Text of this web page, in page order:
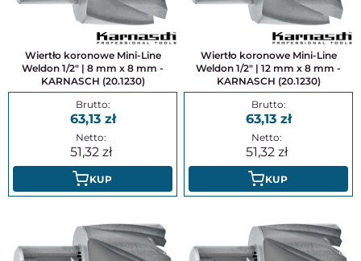
Wiertło koronowe Mini-Line
Weldon 1/2" | 8 mm x 8 mm -
KARNASCH (20.1230)
63,13
51,32
KUP
Wiertło koronowe Mini-Line
Weldon 1/2" | 12 mm x 8 mm -
KARNASCH (20.1230)
63,13
51,32
KUP